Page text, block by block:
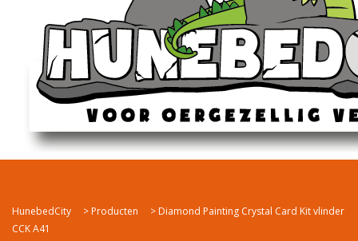
HunebedCity > Producten > Diamond Painting Crystal Card Kit vlinder
CCK A41